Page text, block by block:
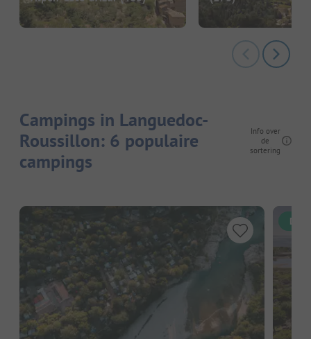
Campings in Languedoc-
Roussillon: 6 populaire
campings
Info over
de
sortering